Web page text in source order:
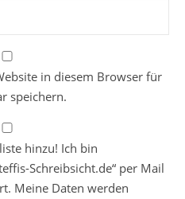
in diesem Browser für
speichern.
hinzu! Ich bin
Schreibsicht.de“ per Mail
Meine Daten werden